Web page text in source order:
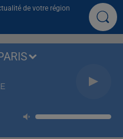
de votre région